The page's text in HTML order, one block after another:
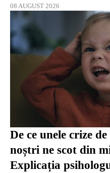
08 AUGUST 2026
De ce unele crize
noștri ne scot din
Explicația